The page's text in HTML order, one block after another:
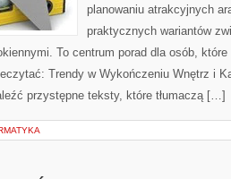
planowaniu atrakcyjnych
praktycznych wariantów
To centrum porad dla osób,
Trendy w Wykończeniu Wnętrz i
przystępne teksty, które tłumaczą […]